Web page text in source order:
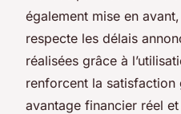
également mise en
respecte les délais
réalisées grâce à
renforcent la
avantage financier réel